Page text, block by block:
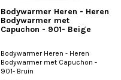
Bodywarmer Heren - Heren
Bodywarmer met
Capuchon - 901- Beige
Bodywarmer Heren - Heren
Bodywarmer met Capuchon -
901- Bruin